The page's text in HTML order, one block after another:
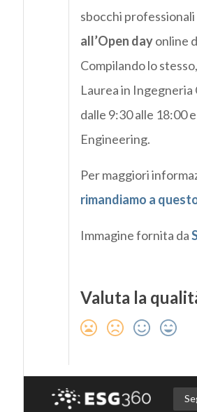
sbocchi
all’Open dayonline
Compilando lo
Laurea in
dalle 9:30 alle 18:00
Engineering.
Per maggiori
rimandiamo a
Immagine fornita da
Valuta la